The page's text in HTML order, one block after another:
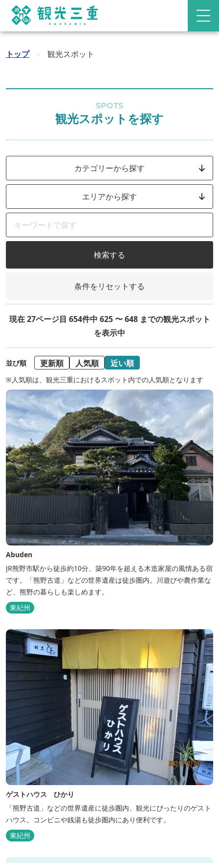
トップ › 観光スポット
SPOTS
観光スポットを探す
カテゴリーから探す
エリアから探す
検索する
条件をリセットする
現在 27ページ目 654件中 625 〜 648 までの観光スポット
を表示中
並び順 更新順 人気順 近い順
※人気順は、観光三重におけるスポット内での人気順となります
Abuden
JR熊野市駅から徒歩約10分、築90年を超える木造家屋の風情ある宿
です。「熊野古道」などの世界遺産は徒歩圏内。川遊びや農作業な
ど、熊野の暮らしも楽しめます。
東紀州
ゲストハウス ひかり
「熊野古道」などの世界遺産に徒歩圏内、観光にぴったりのゲスト
ハウス。コンビニや銭湯も徒歩圏内にあり便利です。
東紀州